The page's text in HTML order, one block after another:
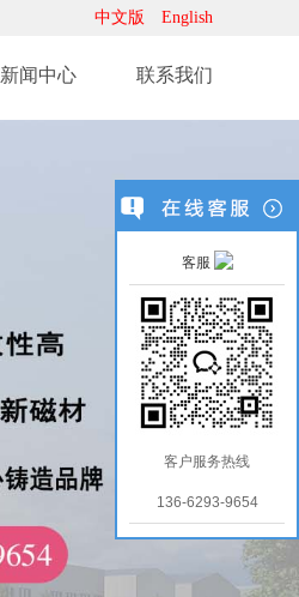
客服
客户服务热线
136-6293-9654
中文版 English
新闻中心 联系我们